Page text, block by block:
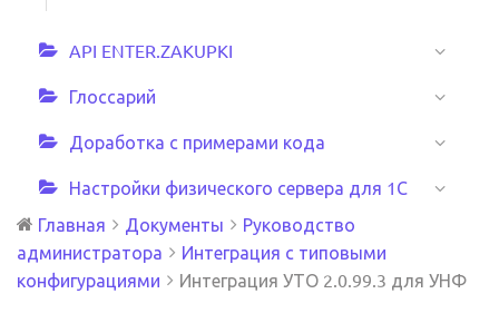
API ENTER.ZAKUPKI
Глоссарий
Доработка с примерами кода
Настройки физического сервера для 1С
Главная
Документы
Руководство
администратора
Интеграция с типовыми
конфигурациями
Интеграция УТО 2.0.99.3 для УНФ